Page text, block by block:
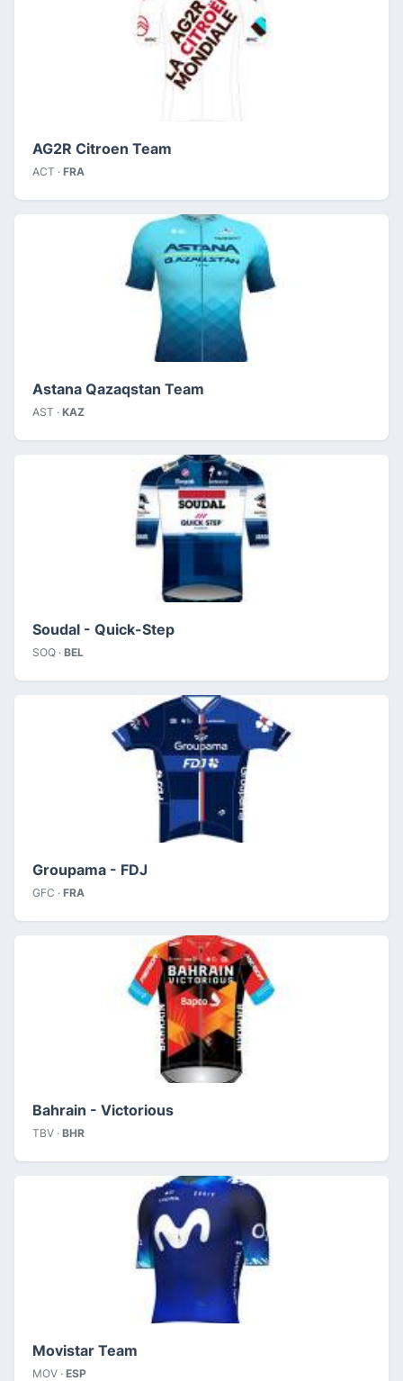
AG2R Citroen Team
ACT · FRA
Astana Qazaqstan Team
AST · KAZ
Soudal - Quick-Step
SOQ · BEL
Groupama - FDJ
GFC · FRA
Bahrain - Victorious
TBV · BHR
Movistar Team
MOV · ESP